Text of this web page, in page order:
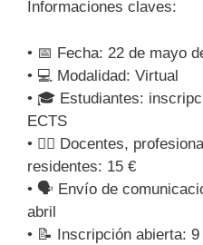
Informaciones claves:
• 📅 Fecha: 22 de mayo
• 💻 Modalidad: Virtual
• 🎓 Estudiantes:
ECTS
• 👩‍⚕️ Docentes,
residentes: 15 €
• 🗣️ Envío de
abril
• 📝 Inscripción abierta: